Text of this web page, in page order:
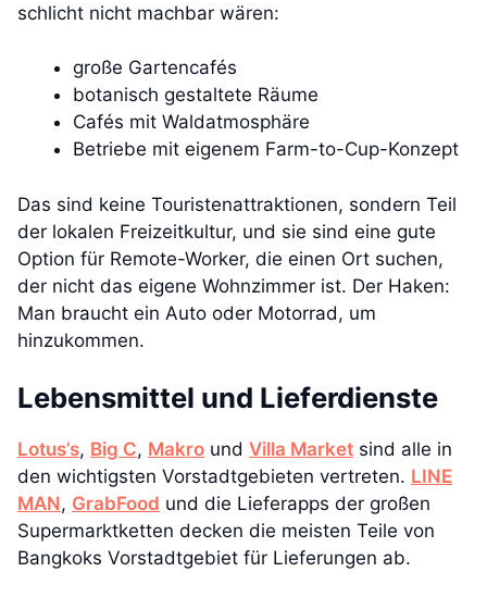
schlicht nicht machbar wären:
große Gartencafés
botanisch gestaltete Räume
Cafés mit Waldatmosphäre
Betriebe mit eigenem Farm-to-Cup-Konzept
Das sind keine Touristenattraktionen, sondern Teil
der lokalen Freizeitkultur, und sie sind eine gute
Option für Remote-Worker, die einen Ort suchen,
der nicht das eigene Wohnzimmer ist. Der Haken:
Man braucht ein Auto oder Motorrad, um
hinzukommen.
Lebensmittel und Lieferdienste
Lotus’s, Big C, Makro und Villa Market sind alle in
den wichtigsten Vorstadtgebieten vertreten. LINE
MAN, GrabFood und die Lieferapps der großen
Supermarktketten decken die meisten Teile von
Bangkoks Vorstadtgebiet für Lieferungen ab.